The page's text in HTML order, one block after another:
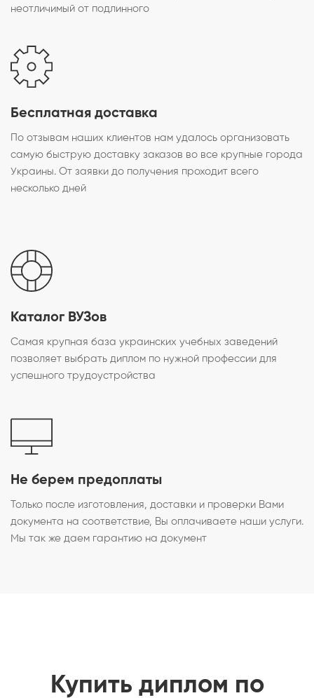
неотличимый от подлинного
Бесплатная доставка
По отзывам наших клиентов нам удалось организовать
самую быструю доставку заказов во все крупные города
Украины. От заявки до получения проходит всего
несколько дней
Каталог ВУЗов
Самая крупная база украинских учебных заведений
позволяет выбрать диплом по нужной профессии для
успешного трудоустройства
Не берем предоплаты
Только после изготовления, доставки и проверки Вами
документа на соответствие, Вы оплачиваете наши услуги.
Мы так же даем гарантию на документ
Купить диплом по